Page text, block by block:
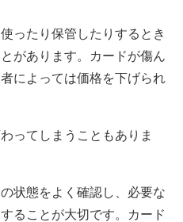
ったり保管したりするとき
があります。カードが傷ん
によっては価格を下げられ
ってしまうこともありま
状態をよく確認し、必要な
ることが大切です。カード